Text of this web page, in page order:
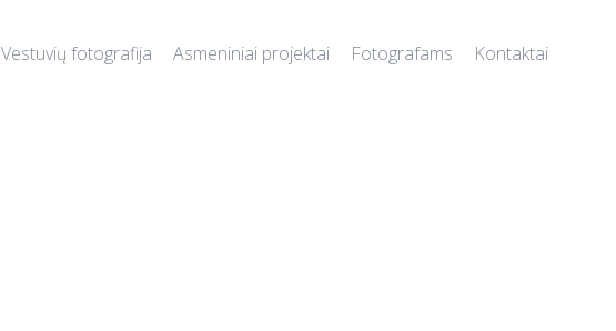
Vestuvių fotografija Asmeniniai projektai Fotografams Kontaktai